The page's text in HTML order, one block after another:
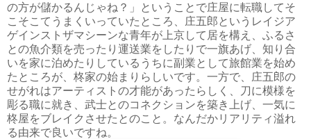
の方が儲かるんじゃね？」ということで庄屋に転職してそ
こそこてうまくいっていたところ、庄五郎というレイジア
ゲインストザマシーンな青年が上京して居を構え、ふるさ
との魚介類を売ったり運送業をしたりで一旗あげ、知り合
いを家に泊めたりしているうちに副業として旅館業を始め
たところが、柊家の始まりらしいです。一方で、庄五郎の
せがれはアーティストの才能があったらしく、刀に模様を
彫る職に就き、武士とのコネクションを築き上げ、一気に
柊屋をブレイクさせたとのこと。なんだかリアリティ溢れ
る由来で良いですね。